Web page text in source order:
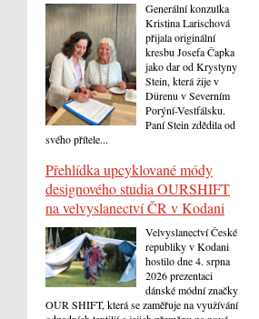
Generální konzulka
Kristina Larischová
přijala originální
kresbu Josefa Čapka
jako dar od Krystyny
Stein, která žije v
Dürenu v Severním
Porýní-Vestfálsku.
Paní Stein zdědila od
svého přítele...
Přehlídka upcyklované módy
designového studia OURSHIFT
na velvyslanectví ČR v Kodani
Velvyslanectví České
republiky v Kodani
hostilo dne 4. srpna
2026 prezentaci
dánské módní značky
OUR SHIFT, která se zaměřuje na využívání